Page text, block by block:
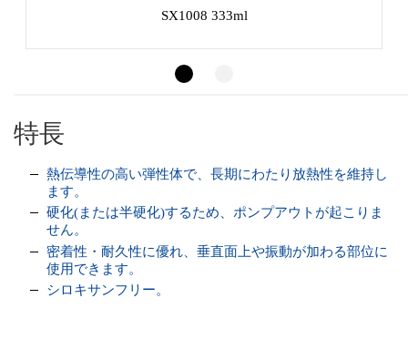
SX1008 333ml
特長
熱伝導性の高い弾性体で、長期にわたり放熱性を維持し
ます。
硬化(または半硬化)するため、ポンプアウトが起こりま
せん。
密着性・耐久性に優れ、垂直面上や振動が加わる部位に
使用できます。
シロキサンフリー。